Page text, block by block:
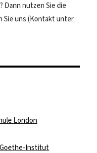
Dann nutzen Sie die
Sie uns (Kontakt unter
London
Institut